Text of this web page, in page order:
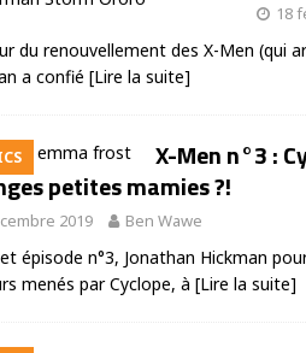
18
du renouvellement des X-Men (qui
a confié [Lire la suite]
X-Men n°3 :
petites mamies ?!
2019 Ben Wawe
épisode n°3, Jonathan Hickman
menés par Cyclope, à [Lire la suite]